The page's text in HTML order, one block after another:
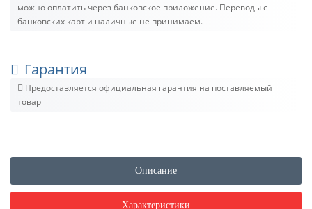
можно оплатить через банковское приложение. Переводы с
банковских карт и наличные не принимаем.
Гарантия
Предоставляется официальная гарантия на поставляемый
товар
Описание
Характеристики